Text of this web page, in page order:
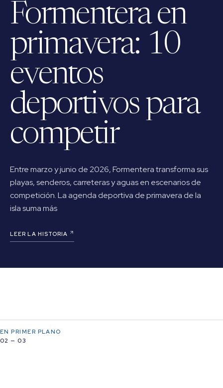
Formentera en
primavera: 10
eventos
deportivos para
competir
Entre marzo y junio de 2026, Formentera transforma sus
playas, senderos, carreteras y aguas en escenarios de
competición. La agenda deportiva de primavera de la
isla suma más
LEER LA HISTORIA
EN PRIMER PLANO
02 — 03